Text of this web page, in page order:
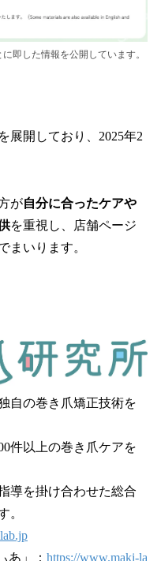
即した情報を公開しています。
を展開しており、2025年2
が自分に合ったケアや
を重視し、店舗ページ
まいります。
自の巻き爪矯正技術を
件以上の巻き爪ケアを
導を掛け合わせた総合
。
あ」： https://www.maki-la